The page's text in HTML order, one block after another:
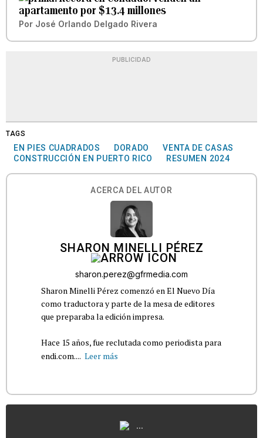
apartamento por $13.4 millones
Por José Orlando Delgado Rivera
PUBLICIDAD
TAGS
EN PIES CUADRADOS DORADO
VENTA DE CASAS
CONSTRUCCIÓN EN PUERTO RICO
RESUMEN 2024
ACERCA DEL AUTOR
SHARON MINELLI PÉREZ
sharon.perez@gfrmedia.com
Sharon Minelli Pérez comenzó en El Nuevo Día
como traductora y parte de la mesa de editores
que preparaba la edición impresa.
Hace 15 años, fue reclutada como periodista para
endi.com.... Leer más
...